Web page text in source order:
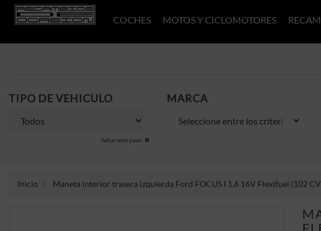
COCHES MOTOS Y CICLOMOTORES
TIPO DE VEHICULO
Saltar este paso
MARCA
Inicio Maneta interior trasera izquierda Ford FOCUS I 1.6 16V Flexifuel (102